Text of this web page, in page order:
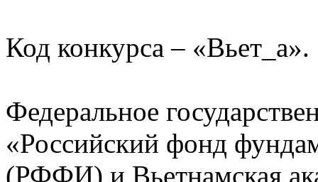
Код конкурса – «Вьет_а».
Федеральное
«Российский фонд
(РФФИ) и Вьетнамская